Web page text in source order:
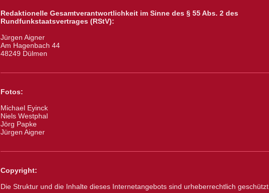
Redaktionelle Gesamtverantwortlichkeit im Sinne des § 55 Abs. 2 des
Rundfunkstaatsvertrages (RStV):
Jürgen Aigner
Am Hagenbach 44
48249 Dülmen
Fotos:
Michael Eyinck
Niels Westphal
Jörg Papke
Jürgen Aigner
Copyright:
Die Struktur und die Inhalte dieses Internetangebots sind urheberrechtlich geschützt.